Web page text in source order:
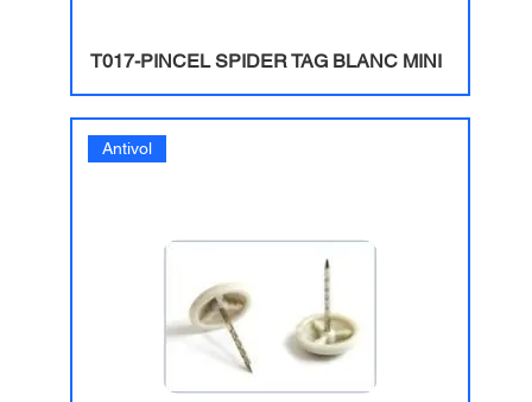
T017-PINCEL SPIDER TAG BLANC MINI
Antivol